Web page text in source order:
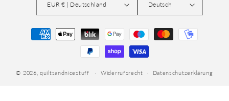
EUR € | Deutschland Deutsch
Zahlungsmethoden
© 2026,quiltsandnicestuff Widerrufsrecht Datenschutzerklärung